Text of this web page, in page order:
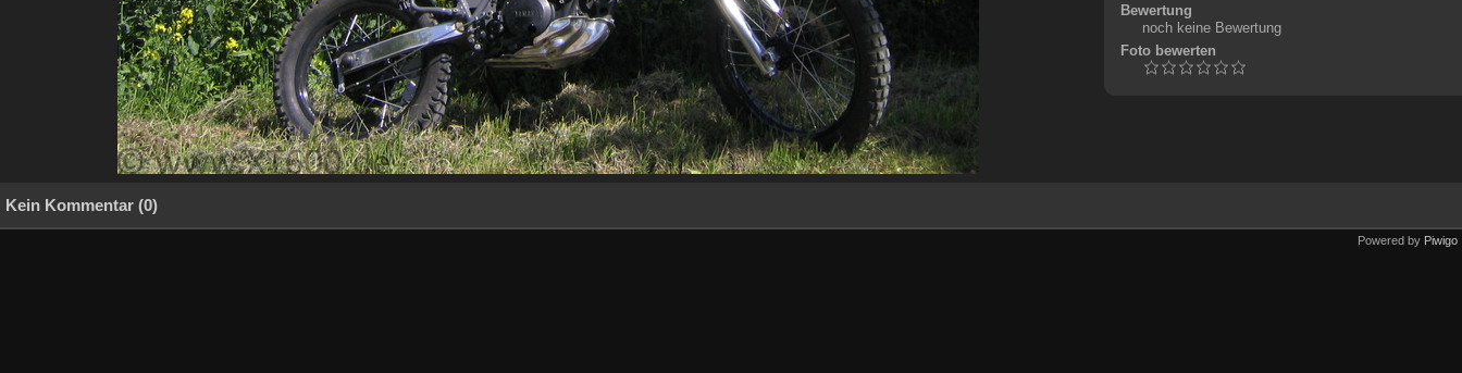
Bewertung
noch keine Bewertung
Foto bewerten
Kein Kommentar (0)
Powered by Piwigo